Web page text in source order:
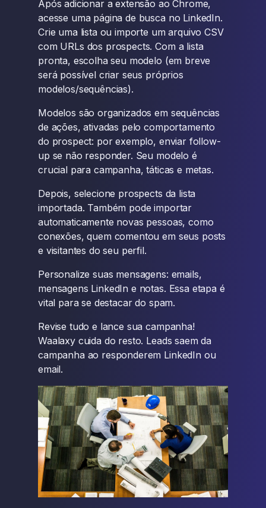
Após adicionar a extensão ao Chrome,
acesse uma página de busca no LinkedIn.
Crie uma lista ou importe um arquivo CSV
com URLs dos prospects. Com a lista
pronta, escolha seu modelo (em breve
será possível criar seus próprios
modelos/sequências).
Modelos são organizados em sequências
de ações, ativadas pelo comportamento
do prospect: por exemplo, enviar follow-
up se não responder. Seu modelo é
crucial para campanha, táticas e metas.
Depois, selecione prospects da lista
importada. Também pode importar
automaticamente novas pessoas, como
conexões, quem comentou em seus posts
e visitantes do seu perfil.
Personalize suas mensagens: emails,
mensagens LinkedIn e notas. Essa etapa é
vital para se destacar do spam.
Revise tudo e lance sua campanha!
Waalaxy cuida do resto. Leads saem da
campanha ao responderem LinkedIn ou
email.